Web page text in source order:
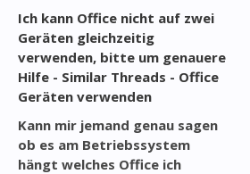
Ich kann Office nicht auf zwei
Geräten gleichzeitig
verwenden, bitte um genauere
Hilfe - Similar Threads - Office
Geräten verwenden
Kann mir jemand genau sagen
ob es am Betriebssystem
hängt welches Office ich